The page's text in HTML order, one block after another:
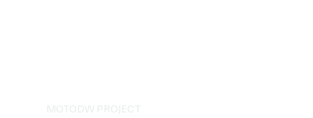
MOTODW PROJECT